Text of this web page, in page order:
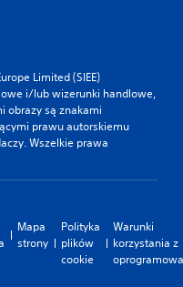
Limited (SIEE)
i/lub wizerunki handlowe,
obrazy są znakami
prawu autorskiemu
Wszelkie prawa
Mapa
strony
Polityka
plików
cookie
Warunki
korzystania z